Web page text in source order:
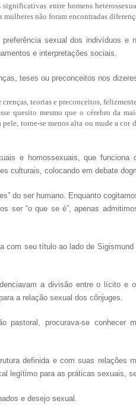
entre homens
mulheres não foram encontradas
sexual dos indivíduos
e interpretações sociais.
teses ou preconceitos nos
teorias e preconceitos,
quesito mesmo que o cérebro da
pele, torne-se menos alta ou mude a
e homossexuais, que funciona
culturais, colocando em debate
do ser humano. Enquanto
ser “o que se é”, apenas
seu título ao lado de
a divisão entre o lícito e
a relação sexual dos cônjuges.
procurava-se conhecer
definida e com suas relações
legítimo para as práticas sexuais,
e desejo sexual.